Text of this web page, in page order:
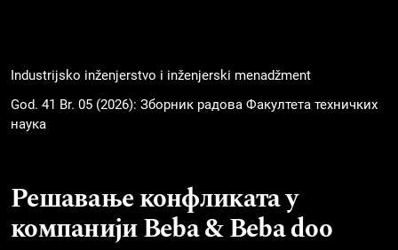
Industrijsko inženjerstvo i inženjerski menadžment
God. 41 Br. 05 (2026): Зборник радова Факултета техничких
наука
Решавање конфликата у
компанији Beba & Beba doo